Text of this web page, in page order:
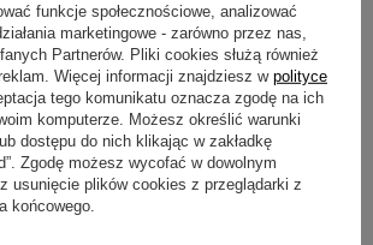
kokosowego
(8 komórek,
Pazurki ogrodowe z drewnianą
funkcje społecznościowe, analizować
marketingowe - zarówno przez nas,
Partnerów. Pliki cookies służą również
Więcej informacji znajdziesz w polityce
tego komunikatu oznacza zgodę na ich
komputerze. Możesz określić warunki
dostępu do nich klikając w zakładkę
Zgodę możesz wycofać w dowolnym
usunięcie plików cookies z przeglądarki z
końcowego.